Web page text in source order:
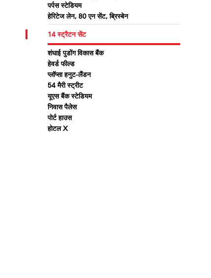
पर्पस स्टेडियम
हेरिटेज लेन, 80 एन सेंट, ब्रिस्बेन
14 स्ट्रैटन सेंट
शंघाई पुडोंग विकास बैंक
हेवर्ड फील्ड
प्लॉप्सा हनुट-लैंडन
54 मैरी स्ट्रीट
यूएस बैंक स्टेडियम
निवास पैलेस
पोर्ट हाउस
होटल X